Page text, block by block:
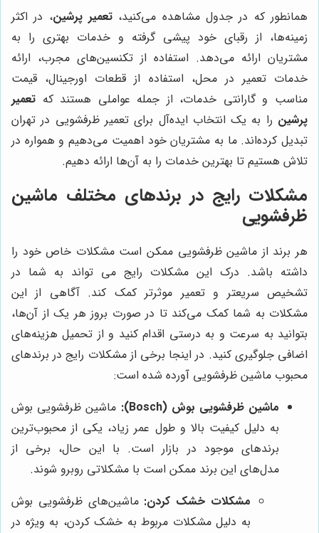
همانطور که در جدول مشاهده می‌کنید، تعمیر پرشین، در اکثر
زمینه‌ها، از رقبای خود پیشی گرفته و خدمات بهتری را به
مشتریان ارائه می‌دهد. استفاده از تکنسین‌های مجرب، ارائه
خدمات تعمیر در محل، استفاده از قطعات اورجینال، قیمت
مناسب و گارانتی خدمات، از جمله عواملی هستند که تعمیر
پرشین را به یک انتخاب ایده‌آل برای تعمیر ظرفشویی در تهران
تبدیل کرده‌اند. ما به مشتریان خود اهمیت می‌دهیم و همواره در
تلاش هستیم تا بهترین خدمات را به آن‌ها ارائه دهیم.
مشکلات رایج در برندهای مختلف ماشین
ظرفشویی
هر برند از ماشین ظرفشویی ممکن است مشکلات خاص خود را
داشته باشد. درک این مشکلات رایج می تواند به شما در
تشخیص سریعتر و تعمیر موثرتر کمک کند. آگاهی از این
مشکلات به شما کمک می‌کند تا در صورت بروز هر یک از آن‌ها،
بتوانید به سرعت و به درستی اقدام کنید و از تحمیل هزینه‌های
اضافی جلوگیری کنید. در اینجا برخی از مشکلات رایج در برندهای
محبوب ماشین ظرفشویی آورده شده است:
ماشین ظرفشویی بوش (Bosch):
ماشین ظرفشویی بوش
به دلیل کیفیت بالا و طول عمر زیاد، یکی از محبوب‌ترین
برندهای موجود در بازار است. با این حال، برخی از
مدل‌های این برند ممکن است با مشکلاتی روبرو شوند.
مشکلات خشک کردن: ماشین‌های ظرفشویی بوش
به دلیل مشکلات مربوط به خشک کردن، به ویژه در